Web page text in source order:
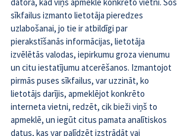
datorā, kad viņš apmeklē konkrēto vietni. Šos
sīkfailus izmanto lietotāja pieredzes
uzlabošanai, jo tie ir atbildīgi par
pierakstīšanās informācijas, lietotāja
izvēlētās valodas, iepirkumu groza vienumu
un citu iestatījumu atcerēšanos. Izmantojot
pirmās puses sīkfailus, var uzzināt, ko
lietotājs darījis, apmeklējot konkrēto
interneta vietni, redzēt, cik bieži viņš to
apmeklē, un iegūt citus pamata analītiskos
datus, kas var palīdzēt izstrādāt vai